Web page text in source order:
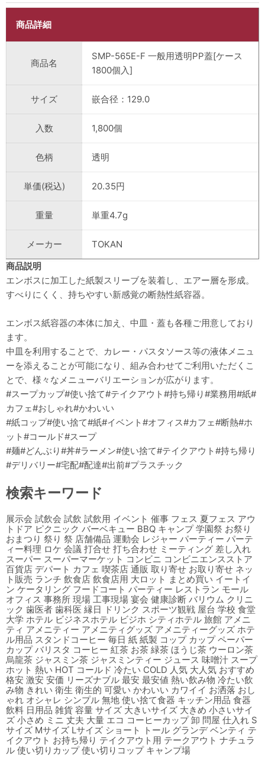
商品詳細
商品名
SMP-565E-F 一般用透明PP蓋[ケース
1800個入]
サイズ 嵌合径：129.0
入数 1,800個
色柄 透明
単価(税込) 20.35円
重量 単重4.7g
メーカー
TOKAN
商品説明
エンボスに加工した紙製スリーブを装着し、エアー層を形成。
すべりにくく、持ちやすい新感覚の断熱性紙容器。
エンボス紙容器の本体に加え、中皿・蓋も各種ご用意しており
ます。
中皿を利用することで、カレー・パスタソース等の液体メニュ
ーを添えることが可能になり、組み合わせてご利用いただくこ
とで、様々なメニューバリエーションが広がります。
#スープカップ#使い捨て#テイクアウト#持ち帰り#業務用#紙#
カフェ#おしゃれ#かわいい
#紙コップ#使い捨て#紙#イベント#オフィス#カフェ#断熱#ホ
ット#コールド#スープ
#麺#どんぶり#丼#ラーメン#使い捨て#テイクアウト#持ち帰り
#デリバリー#宅配#配達#出前#プラスチック
検索キーワード
展示会 試飲会 試飲 試飲用 イベント 催事 フェス 夏フェス アウ
トドア ピクニック バーベキュー BBQ キャンプ 学園祭 お祭り
おまつり 祭り 祭 店舗備品 運動会 レジャー パーティー パーテ
ィー料理 ロケ 会議 打合せ 打ち合わせ ミーティング 差し入れ
スーパー スーパーマーケット コンビニ コンビニエンスストア
百貨店 デパート カフェ 喫茶店 通販 取り寄せ お取り寄せ ネッ
ト販売 ランチ 飲食店 飲食店用 大ロット まとめ買い イートイ
ン ケータリング フードコート パーティー レストラン モール
オフィス 事務所 現場 工事現場 宴会 健康診断 バリウム クリニ
ック 歯医者 歯科医 縁日 ドリンク スポーツ観戦 屋台 学校 食堂
大学 ホテル ビジネスホテル ビジホ シティホテル 旅館 アメニ
ティ アメニティー アメニティグッズ アメニティーグッズ ホテ
ル用品 スタンドコーヒー 毎日 紙 紙製 コップ カップ ペーパー
カップ バリスタ コーヒー 紅茶 お茶 緑茶 ほうじ茶 ウーロン茶
烏龍茶 ジャスミン茶 ジャスミンティー ジュース 味噌汁 スープ
ホット 熱い HOT コールド 冷たい COLD 人気 大人気 おすすめ
格安 激安 安価 リーズナブル 最安 最安値 熱い飲み物 冷たい飲
み物 きれい 衛生 衛生的 可愛い かわいい カワイイ お洒落 おし
ゃれ オシャレ シンプル 無地 使い捨て食器 キッチン用品 食器
飲料 日用品 雑貨 容量 サイズ 大きいサイズ 大きめ 小さいサイ
ズ 小さめ ミニ 丈夫 大量 エコ コーヒーカップ 卸 問屋 仕入れ S
サイズ Mサイズ Lサイズ ショート トール グランデ ベンティ テ
イクアウト お持ち帰り テイクアウト用 テークアウト ナチュラ
ル 使い切りカップ 使い切りコップ キャンプ場